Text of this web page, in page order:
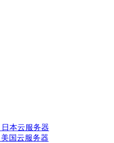
日本云服务器
美国云服务器